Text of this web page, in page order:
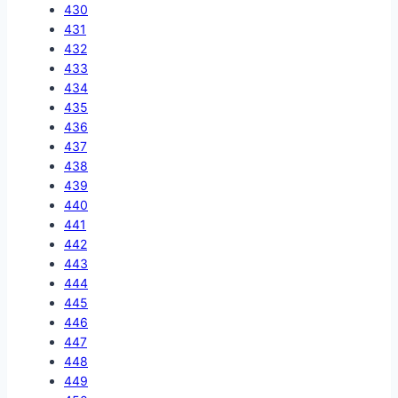
430
431
432
433
434
435
436
437
438
439
440
441
442
443
444
445
446
447
448
449